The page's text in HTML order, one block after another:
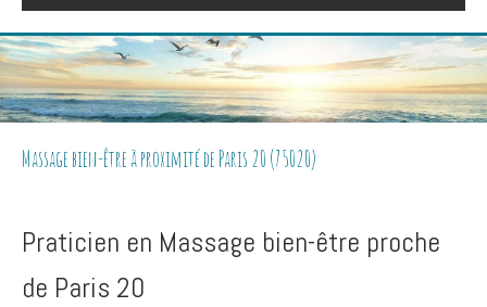
Massage bien-être à proximité de Paris 20 (75020)
Praticien en Massage bien-être proche
de Paris 20